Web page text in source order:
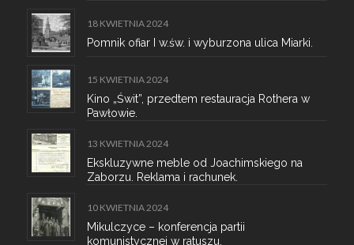
18 KWIETNIA 2024
Pomnik ofiar I w.św. i wyburzona ulica Miarki.
15 KWIETNIA 2024
Kino „Świt”, przedtem restauracja Rothera w
Pawłowie.
13 KWIETNIA 2024
Ekskluzywne meble od Joachimskiego na
Zaborzu. Reklama i rachunek.
10 KWIETNIA 2024
Mikulczyce – konferencja partii
komunistycznej w ratuszu.